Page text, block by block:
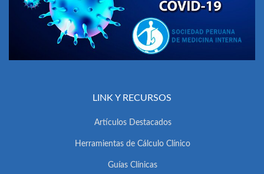
LINK Y RECURSOS
Artículos Destacados
Herramientas de Cálculo Clínico
Guías Clínicas